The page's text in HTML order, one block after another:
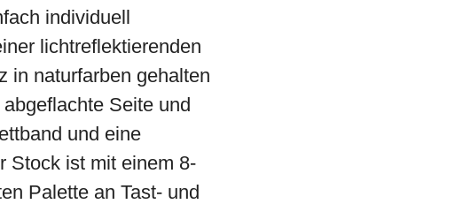
individuell
lichtreflektierenden
in naturfarben gehalten
Seite und
und eine
Stock ist mit einem 8-
Palette an Tast- und